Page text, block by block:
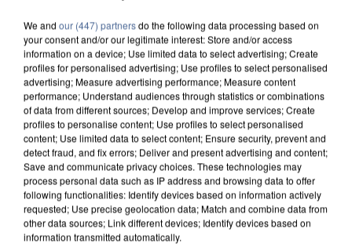
We and our (447) partnersdo the following data processing based on
your consent and/or our legitimate interest: Store and/or access
information on a device; Use limited data to select advertising; Create
profiles for personalised advertising; Use profiles to select personalised
advertising; Measure advertising performance; Measure content
performance; Understand audiences through statistics or combinations
of data from different sources; Develop and improve services; Create
profiles to personalise content; Use profiles to select personalised
content; Use limited data to select content; Ensure security, prevent and
detect fraud, and fix errors; Deliver and present advertising and content;
Save and communicate privacy choices. These technologies may
process personal data such as IP address and browsing data to offer
following functionalities: Identify devices based on information actively
requested; Use precise geolocation data; Match and combine data from
other data sources; Link different devices; Identify devices based on
information transmitted automatically.